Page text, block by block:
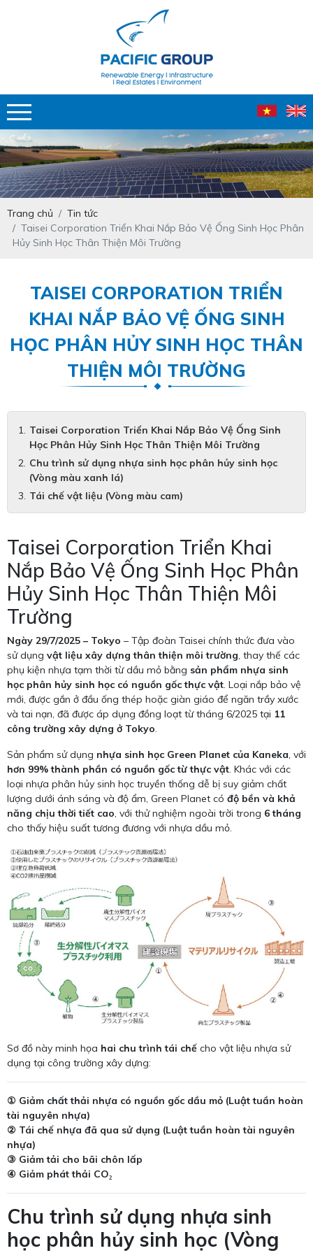
Trang chủ
Tin tức
Taisei Corporation Triển Khai Nắp Bảo Vệ Ống Sinh Học Phân
Hủy Sinh Học Thân Thiện Môi Trường
TAISEI CORPORATION TRIỂN
KHAI NẮP BẢO VỆ ỐNG SINH
HỌC PHÂN HỦY SINH HỌC THÂN
THIỆN MÔI TRƯỜNG
Taisei Corporation Triển Khai Nắp Bảo Vệ Ống Sinh
Học Phân Hủy Sinh Học Thân Thiện Môi Trường
Chu trình sử dụng nhựa sinh học phân hủy sinh học
(Vòng màu xanh lá)
Tái chế vật liệu (Vòng màu cam)
Taisei Corporation Triển Khai
Nắp Bảo Vệ Ống Sinh Học Phân
Hủy Sinh Học Thân Thiện Môi
Trường
Ngày 29/7/2025 – Tokyo – Tập đoàn Taisei chính thức đưa vào
sử dụng vật liệu xây dựng thân thiện môi trường, thay thế các
phụ kiện nhựa tạm thời từ dầu mỏ bằng sản phẩm nhựa sinh
học phân hủy sinh học có nguồn gốc thực vật. Loại nắp bảo vệ
mới, được gắn ở đầu ống thép hoặc giàn giáo để ngăn trầy xước
và tai nạn, đã được áp dụng đồng loạt từ tháng 6/2025 tại 11
công trường xây dựng ở Tokyo.
Sản phẩm sử dụng nhựa sinh học Green Planet của Kaneka, với
hơn 99% thành phần có nguồn gốc từ thực vật. Khác với các
loại nhựa phân hủy sinh học truyền thống dễ bị suy giảm chất
lượng dưới ánh sáng và độ ẩm, Green Planet có độ bền và khả
năng chịu thời tiết cao, với thử nghiệm ngoài trời trong 6 tháng
cho thấy hiệu suất tương đương với nhựa dầu mỏ.
Sơ đồ này minh họa hai chu trình tái chế cho vật liệu nhựa sử
dụng tại công trường xây dựng:
① Giảm chất thải nhựa có nguồn gốc dầu mỏ (Luật tuần hoàn
tài nguyên nhựa)
② Tái chế nhựa đã qua sử dụng (Luật tuần hoàn tài nguyên
nhựa)
③ Giảm tải cho bãi chôn lấp
④ Giảm phát thải CO₂
Chu trình sử dụng nhựa sinh
học phân hủy sinh học (Vòng